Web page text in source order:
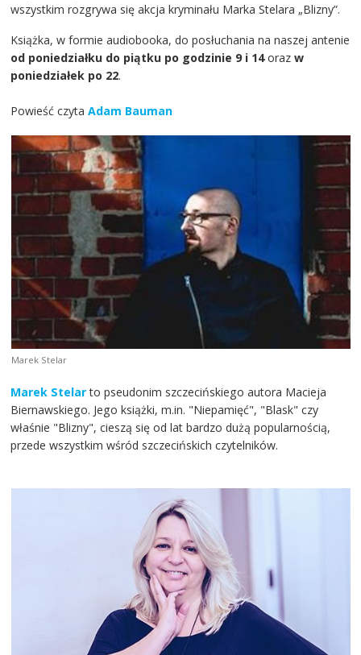
wszystkim rozgrywa się akcja kryminału Marka Stelara „Blizny”.
Książka, w formie audiobooka, do posłuchania na naszej antenie
od poniedziałku do piątku po godzinie 9 i 14orazw
poniedziałek po 22.
Powieść czytaAdam Bauman
Marek Stelar
Marek Stelarto pseudonim szczecińskiego autora Macieja
Biernawskiego. Jego książki, m.in. "Niepamięć", "Blask" czy
właśnie "Blizny", cieszą się od lat bardzo dużą popularnością,
przede wszystkim wśród szczecińskich czytelników.